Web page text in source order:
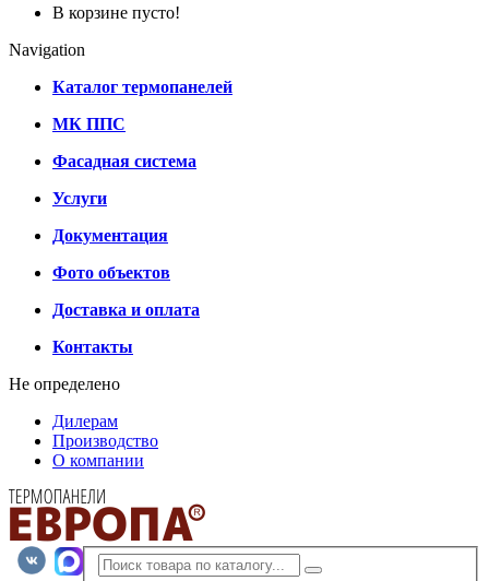
В корзине пусто!
Navigation
Каталог термопанелей
МК ППС
Фасадная система
Услуги
Документация
Фото объектов
Доставка и оплата
Контакты
Не определено
Дилерам
Производство
О компании